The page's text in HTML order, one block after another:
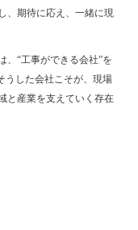
、期待に応え、一緒に現
、“工事ができる会社”を
うした会社こそが、現場
と産業を支えていく存在